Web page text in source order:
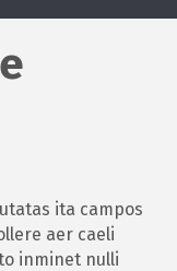
ita campos
aer caeli
inminet nulli